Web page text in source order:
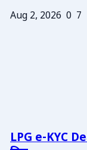
Aug 2, 2026 0 7
LPG e-KYC